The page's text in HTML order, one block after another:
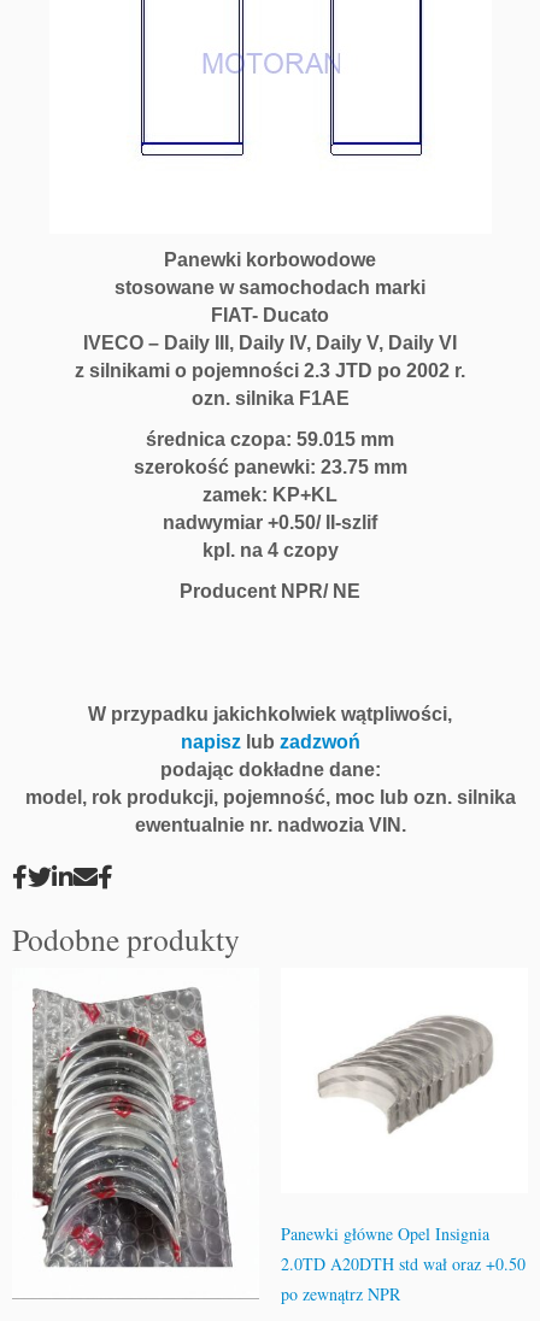
Panewki korbowodowe
stosowane w samochodach marki
FIAT- Ducato
IVECO – Daily III, Daily IV, Daily V, Daily VI
z silnikami o pojemności 2.3 JTD po 2002 r.
ozn. silnika F1AE
średnica czopa: 59.015 mm
szerokość panewki: 23.75 mm
zamek: KP+KL
nadwymiar +0.50/ II-szlif
kpl. na 4 czopy
Producent NPR/ NE
W przypadku jakichkolwiek wątpliwości,
napiszlub zadzwoń
podając dokładne dane:
model, rok produkcji, pojemność, moc lub ozn. silnika
ewentualnie nr. nadwozia VIN.
Podobne produkty
Panewki główne Opel Insignia
2.0TD A20DTH std wał oraz +0.50
po zewnątrz NPR